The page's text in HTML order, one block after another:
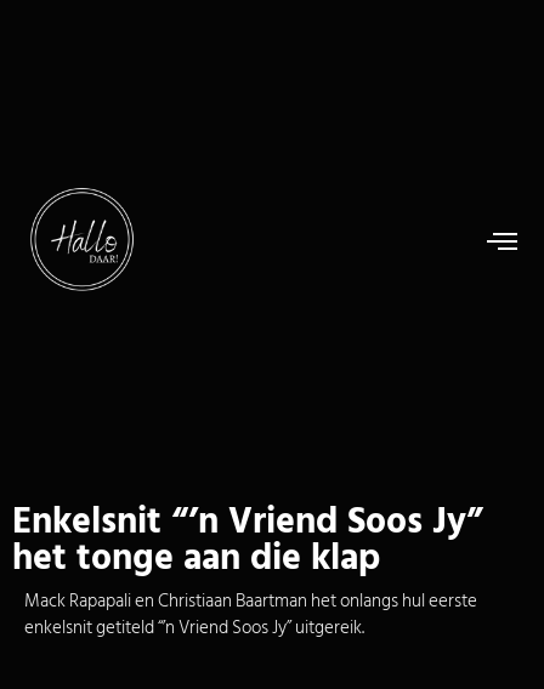
Enkelsnit “’n Vriend Soos Jy”
het tonge aan die klap
Mack Rapapali en Christiaan Baartman het onlangs hul eerste
enkelsnit getiteld “’n Vriend Soos Jy” uitgereik.